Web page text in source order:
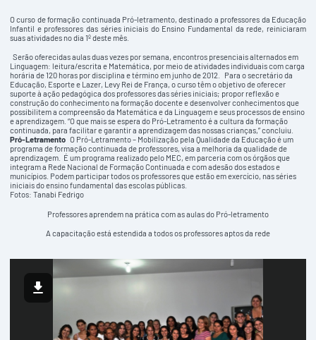
O curso de formação continuada Pró-letramento, destinado a professores da Educação
Infantil e professores das séries iniciais do Ensino Fundamental da rede, reiniciaram
suas atividades no dia 1º deste mês.
Serão oferecidas aulas duas vezes por semana, encontros presenciais alternados em
Linguagem: leitura/escrita e Matemática, por meio de atividades individuais com carga
horária de 120 horas por disciplina e término em junho de 2012. Para o secretário da
Educação, Esporte e Lazer, Levy Rei de França, o curso têm o objetivo de oferecer
suporte à ação pedagógica dos professores das séries iniciais; propor reflexão e
construção do conhecimento na formação docente e desenvolver conhecimentos que
possibilitem a compreensão da Matemática e da Linguagem e seus processos de ensino
e aprendizagem. “O que mais se espera do Pró-Letramento é a cultura da formação
continuada, para facilitar e garantir a aprendizagem das nossas crianças,” concluiu.
Pró-Letramento O Pró-Letramento – Mobilização pela Qualidade da Educação é um
programa de formação continuada de professores, visa a melhoria da qualidade de
aprendizagem. É um programa realizado pelo MEC, em parceria com os órgãos que
integram a Rede Nacional de Formação Continuada e com adesão dos estados e
municípios. Podem participar todos os professores que estão em exercício, nas séries
iniciais do ensino fundamental das escolas públicas.
Fotos: Tanabi Fedrigo
Professores aprendem na prática com as aulas do Pró-letramento
A capacitação está estendida a todos os professores aptos da rede